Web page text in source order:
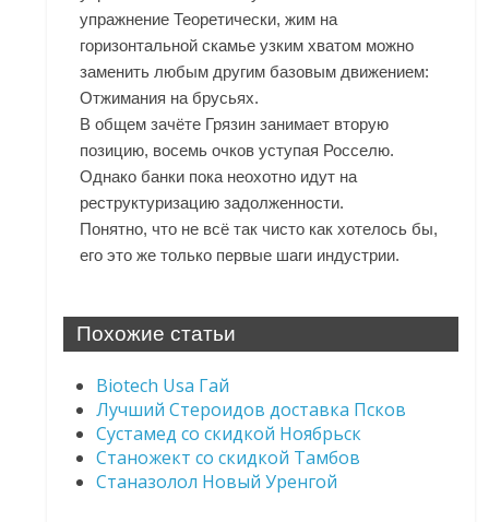
упражнение Теоретически, жим на
горизонтальной скамье узким хватом можно
заменить любым другим базовым движением:
Отжимания на брусьях.
В общем зачёте Грязин занимает вторую
позицию, восемь очков уступая Росселю.
Однако банки пока неохотно идут на
реструктуризацию задолженности.
Понятно, что не всё так чисто как хотелось бы,
его это же только первые шаги индустрии.
Похожие статьи
Biotech Usa Гай
Лучший Стероидов доставка Псков
Сустамед со скидкой Ноябрьск
Станожект со скидкой Тамбов
Станазолол Новый Уренгой